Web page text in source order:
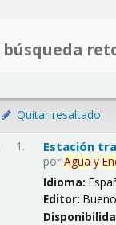
búsqueda
Quitar resaltado
1. Estación
porAgua y
Idioma:
Editor: